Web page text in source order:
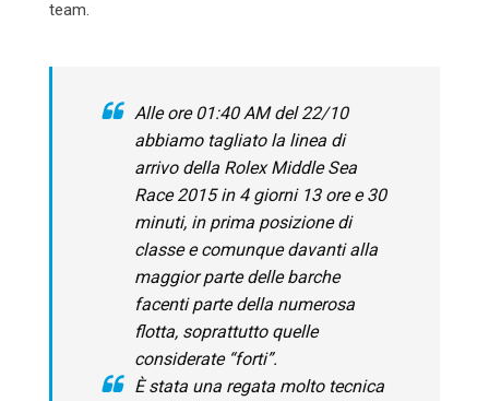
team.
Alle ore 01:40 AM del 22/10
abbiamo tagliato la linea di
arrivo della Rolex Middle Sea
Race 2015 in 4 giorni 13 ore e 30
minuti, in prima posizione di
classe e comunque davanti alla
maggior parte delle barche
facenti parte della numerosa
flotta, soprattutto quelle
considerate “forti”.
È stata una regata molto tecnica